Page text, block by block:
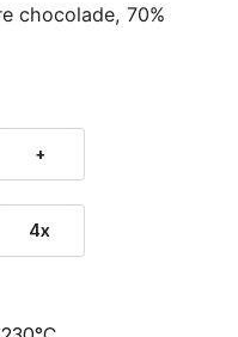
chocolade, 70%
+
4x